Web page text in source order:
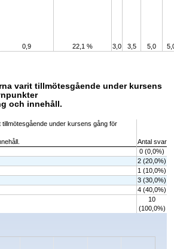
0,9 22,1 % 3,0 3,5 5,0
varit tillmötesgående under kursens
och innehåll.
under kursens gång för
Antal svar
0 (0,0%)
2 (20,0%)
1 (10,0%)
3 (30,0%)
4 (40,0%)
10
(100,0%)
categories.